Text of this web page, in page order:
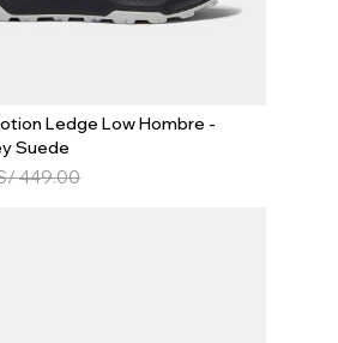
Ledge Low Hombre -
Suede
449.00